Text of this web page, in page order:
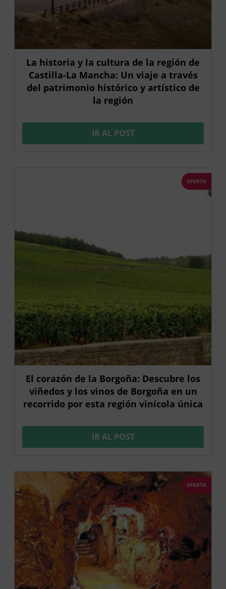
La historia y la cultura de la región de
Castilla-La Mancha: Un viaje a través
del patrimonio histórico y artístico de
la región
IR AL POST
OFERTA
El corazón de la Borgoña: Descubre los
viñedos y los vinos de Borgoña en un
recorrido por esta región vinícola única
IR AL POST
OFERTA